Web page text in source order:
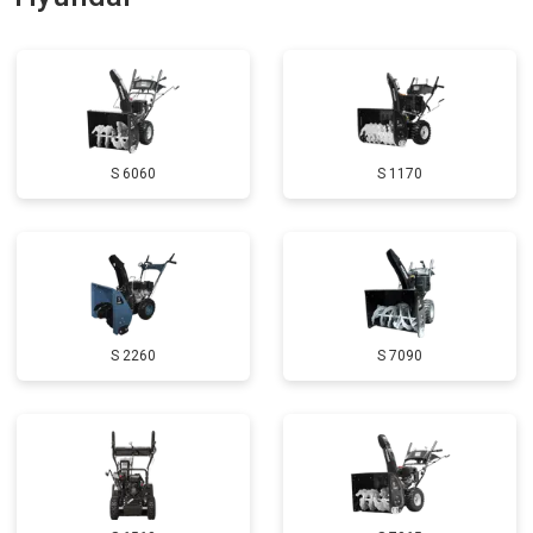
Замена маховика Заказать
Замена шины на колесном диске от 2000 ₽ Заказать
Ремонт электропроводки Заказать
Полное ТО от 4900 ₽ Заказать
Ремонт привода от 3250 ₽
Замена свечей зажигания от 1820 ₽ Заказать
Демонтаж-монтаж двигателя от 6400 ₽
S 6060 S 1170
S 2260 S 7090